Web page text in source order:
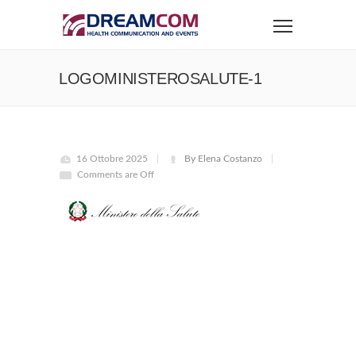
LOGOMINISTEROSALUTE-1
16 Ottobre 2025
By Elena Costanzo
Comments are Off